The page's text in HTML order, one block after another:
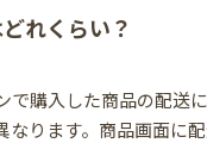
れくらい？
で購入した商品の配送
なります。商品画面に